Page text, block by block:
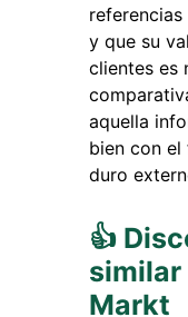
y que su
clientes es
aquella
bien con
duro
👍
similar
Markt